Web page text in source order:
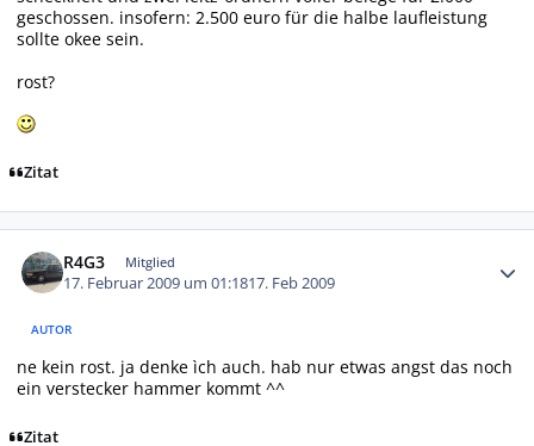
geschossen. insofern: 2.500 euro für die halbe laufleistung
sollte okee sein.
rost?
Zitat
R4G3 Mitglied
17. Februar 2009 um 01:1817. Feb 2009
AUTOR
ne kein rost. ja denke ìch auch. hab nur etwas angst das noch
ein verstecker hammer kommt ^^
Zitat